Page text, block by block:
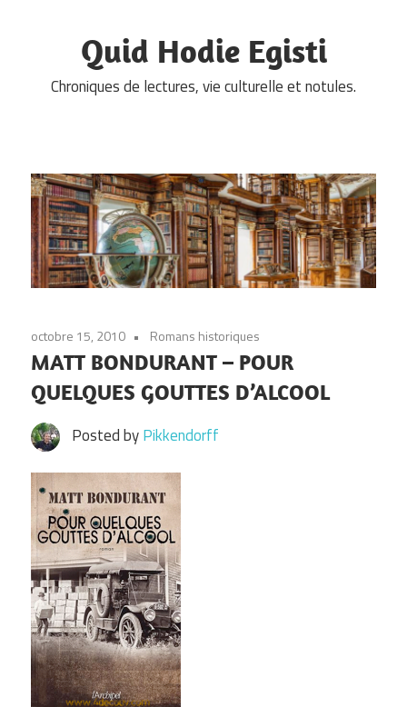
Quid Hodie Egisti
Chroniques de lectures, vie culturelle et notules.
octobre 15, 2010 Romans historiques
MATT BONDURANT – POUR
QUELQUES GOUTTES D’ALCOOL
Posted byPikkendorff